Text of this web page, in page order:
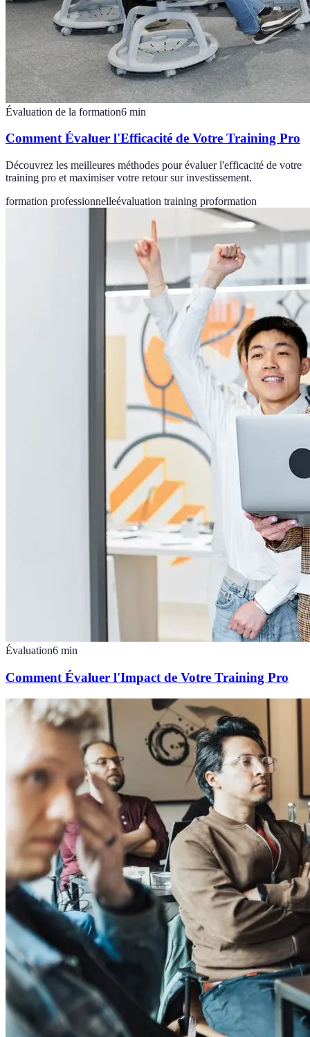
Évaluation de la formation6 min
Comment Évaluer l'Efficacité de Votre Training Pro
Découvrez les meilleures méthodes pour évaluer l'efficacité de votre
training pro et maximiser votre retour sur investissement.
formation professionnelleévaluation training proformation
Évaluation6 min
Comment Évaluer l'Impact de Votre Training Pro